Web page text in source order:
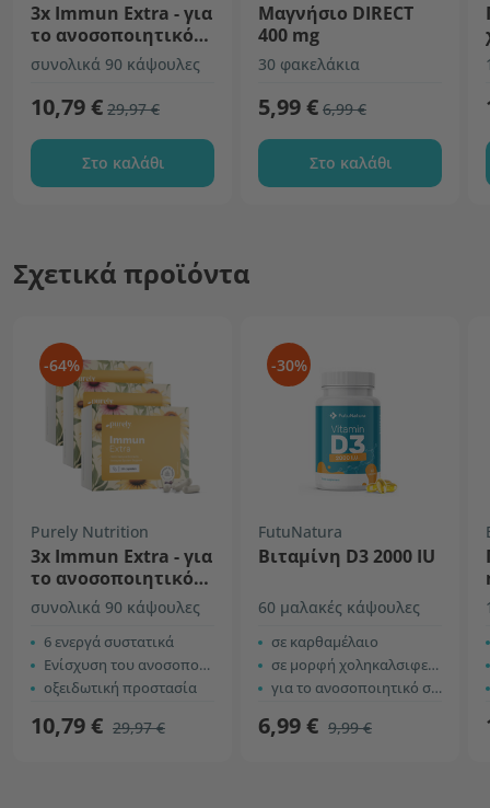
3x Immun Extra - για
το ανοσοποιητικό
σύστημα
συνολικά 90 κάψουλες
10,79 € 29,97 €
Στο καλάθι
Μαγνήσιο DIRECT
400 mg
30 φακελάκια
5,99 € 6,99 €
Στο καλάθι
Σχετικά προϊόντα
-64%
Purely Nutrition
3x Immun Extra - για
το ανοσοποιητικό
σύστημα
συνολικά 90 κάψουλες
6 ενεργά συστατικά
Ενίσχυση του ανοσοποιητικού συστήματος
οξειδωτική προστασία
10,79 € 29,97 €
-30%
FutuNatura
Βιταμίνη D3 2000 IU
60 μαλακές κάψουλες
σε καρθαμέλαιο
σε μορφή χοληκαλσιφερόλης
για το ανοσοποιητικό σύστημα
6,99 € 9,99 €